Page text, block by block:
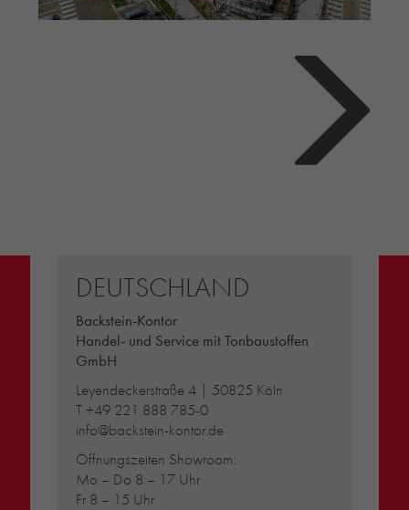
DEUTSCHLAND
Backstein-Kontor
Handel- und Service mit Tonbaustoffen
GmbH
Leyendeckerstraße 4 | 50825 Köln
T+49 221 888 785-0
info@backstein-kontor.de
Öffnungszeiten Showroom:
Mo – Do 8 – 17 Uhr
Fr 8 – 15 Uhr